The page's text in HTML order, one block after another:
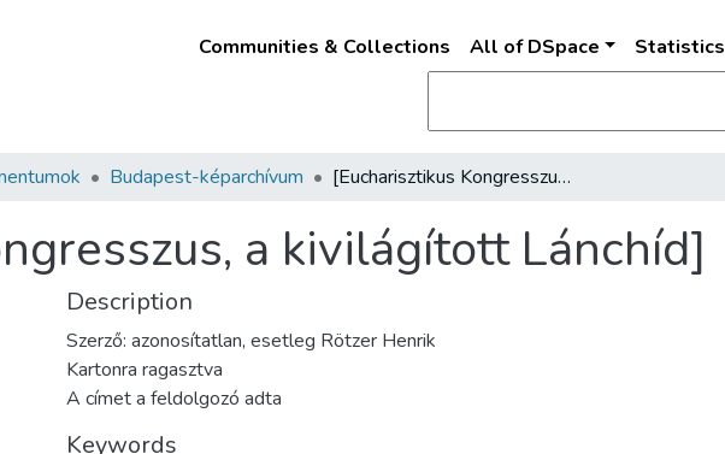
Communities & Collections All of DSpace Statistics
Budapest-képarchívum [Eucharisztikus Kongresszus, a kivilágított Lánchíd]
a kivilágított Lánchíd]
Description
Szerző: azonosítatlan, esetleg Rötzer Henrik
Kartonra ragasztva
A címet a feldolgozó adta
Keywords